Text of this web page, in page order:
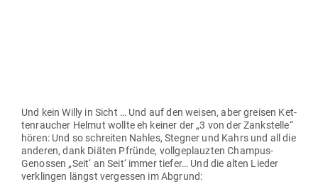
Fresse“ nicht klappte, weil Prä­sident Schwafel-Silber die
SPD unbe­dingt an Macht und Fleischtopf halten wollte,
quietscht und keift sie sich dis­sonant durch den
Reichstag. Zuletzt, weil der Ver­fas­sungs­schutz­prä­
sident sich wei­gerte, zum Lügner zu werden, selbst
noch unter der Folter standhaft bei der Wahrheit blieb: